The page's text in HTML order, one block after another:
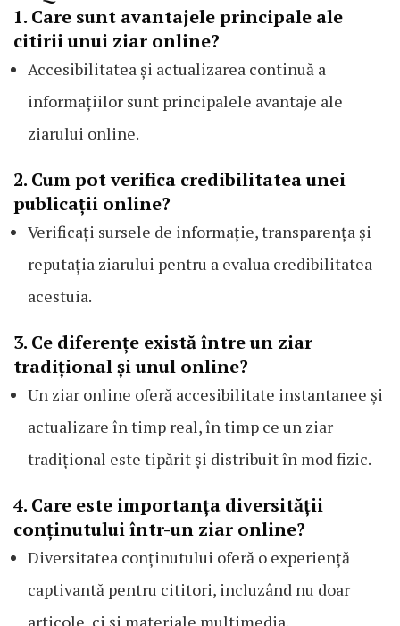
1. Care sunt avantajele principale ale
citirii unui ziar online?
Accesibilitatea și actualizarea continuă a
informațiilor sunt principalele avantaje ale
ziarului online.
2. Cum pot verifica credibilitatea unei
publicații online?
Verificați sursele de informație, transparența și
reputația ziarului pentru a evalua credibilitatea
acestuia.
3. Ce diferențe există între un ziar
tradițional și unul online?
Un ziar online oferă accesibilitate instantanee și
actualizare în timp real, în timp ce un ziar
tradițional este tipărit și distribuit în mod fizic.
4. Care este importanța diversității
conținutului într-un ziar online?
Diversitatea conținutului oferă o experiență
captivantă pentru cititori, incluzând nu doar
articole, ci și materiale multimedia.